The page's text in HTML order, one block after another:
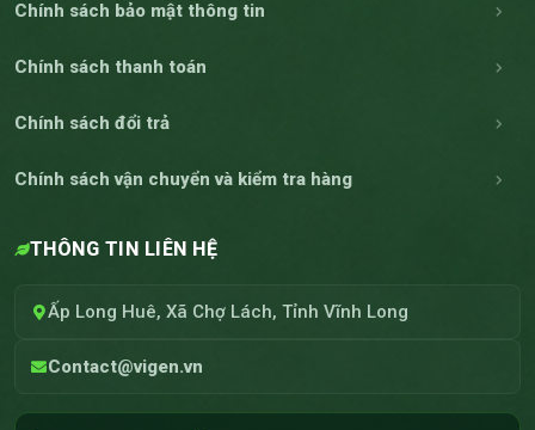
Chính sách bảo mật thông tin
Chính sách thanh toán
Chính sách đổi trả
Chính sách vận chuyển và kiểm tra hàng
THÔNG TIN LIÊN HỆ
Ấp Long Huê, Xã Chợ Lách, Tỉnh Vĩnh Long
Contact@vigen.vn